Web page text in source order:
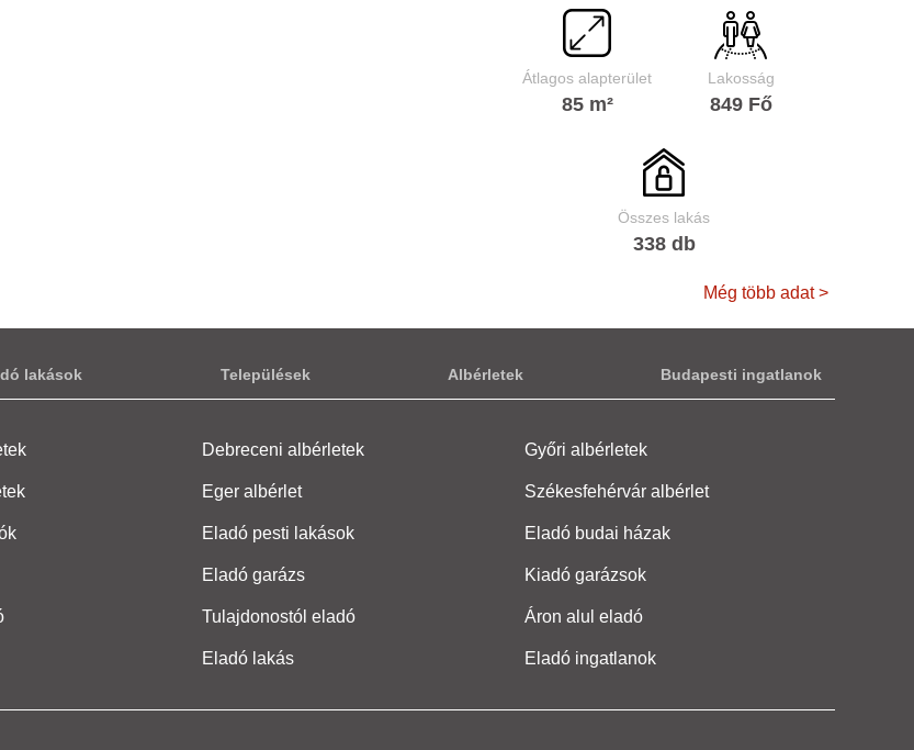
Átlagos alapterület
85 m²
Lakosság
849 Fő
Összes lakás
338 db
Még több adat >
lakások Települések Albérletek Budapesti ingatlanok
Debreceni albérletek Győri albérletek
Eger albérlet Székesfehérvár albérlet
Eladó pesti lakások Eladó budai házak
Eladó garázs Kiadó garázsok
Tulajdonostól eladó Áron alul eladó
Eladó lakás Eladó ingatlanok